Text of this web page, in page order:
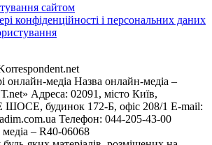
сайтом
конфіденційності і персональних даних
онлайн-медіа Назва онлайн-медіа –
Адреса: 02091, місто Київ,
будинок 172-Б, офіс 208/1 E-mail:
Телефон: 044-205-43-00
медіа – R40-06068